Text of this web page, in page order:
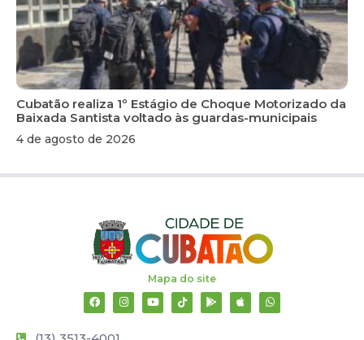
Cubatão realiza 1º Estágio de Choque Motorizado da
Baixada Santista voltado às guardas-municipais
4 de agosto de 2026
Mapa do site